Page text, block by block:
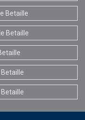
Betaille
Betaille